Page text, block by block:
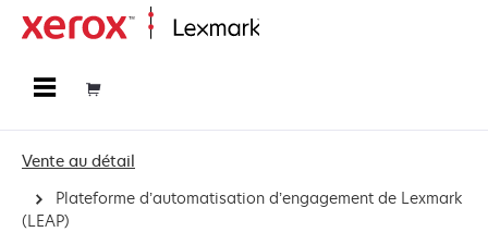
Vente au détail
Plateforme d’automatisation d’engagement de Lexmark
(LEAP)